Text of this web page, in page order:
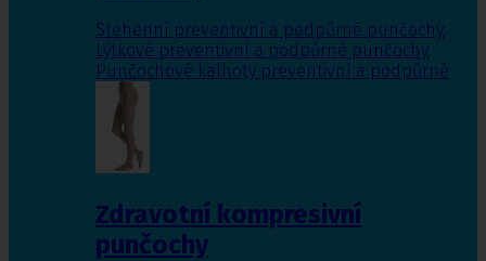
Stehenní preventivní a podpůrné punčochy,
Lýtkové preventivní a podpůrné punčochy,
Punčochové kalhoty preventivní a podpůrné
Zdravotní kompresivní
punčochy